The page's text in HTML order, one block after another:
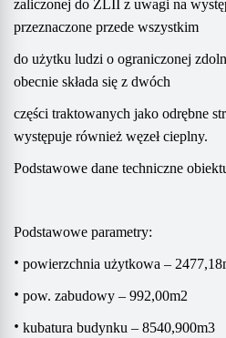
zaliczonej do ZLII z uwagi na
przeznaczone przede wszystkim
do użytku ludzi o ograniczonej
obecnie składa się z dwóch
części traktowanych jako odrębne
występuje również węzeł cieplny.
Podstawowe dane techniczne
Podstawowe parametry:
• powierzchnia użytkowa –
• pow. zabudowy – 992,00m2
• kubatura budynku – 8540,900m3